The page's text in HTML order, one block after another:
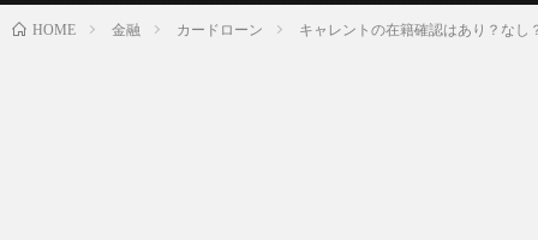
HOME 金融 カードローン キャレントの在籍確認はあり？な